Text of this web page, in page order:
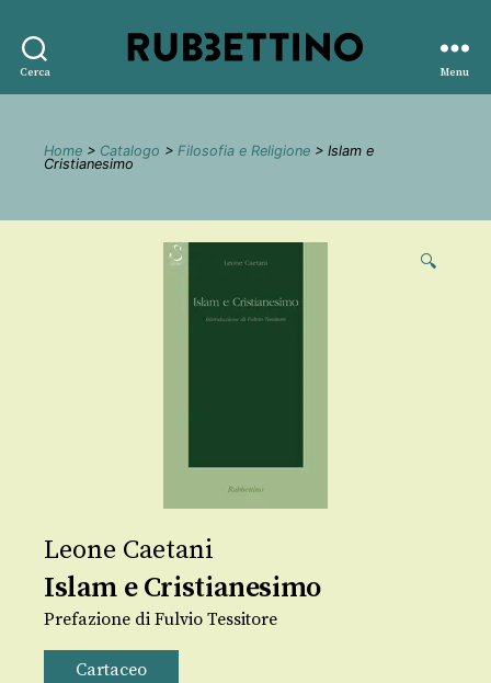
Cerca
editore
Menu
Home > Catalogo > Filosofia e Religione > Islam e
Cristianesimo
🔍
Leone Caetani
Islam e Cristianesimo
Prefazione di Fulvio Tessitore
Cartaceo